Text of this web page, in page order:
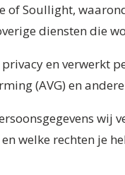
of Soullight,
diensten die
en verwerkt
(AVG) en
welke rechten je